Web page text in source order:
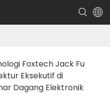
Foxtech Jack Fu
Eksekutif di
Dagang Elektronik